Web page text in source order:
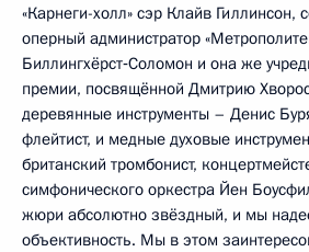
«Карнеги-холл» сэр Клайв Гиллинсон,
оперный администратор
Биллингхёрст‑Соломон и она же
премии, посвящённой Дмитрию
деревянные инструменты – Денис
флейтист, и медные духовые
британский тромбонист,
симфонического оркестра Йен
жюри абсолютно звёздный, и мы
объективность. Мы в этом